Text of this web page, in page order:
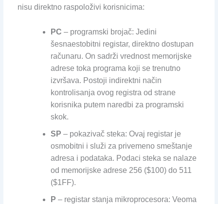
nisu direktno raspoloživi korisnicima:
PC – programski brojač: Jedini
šesnaestobitni registar, direktno dostupan
računaru. On sadrži vrednost memorijske
adrese toka programa koji se trenutno
izvršava. Postoji indirektni način
kontrolisanja ovog registra od strane
korisnika putem naredbi za programski
skok.
SP – pokazivač steka: Ovaj registar je
osmobitni i služi za privemeno smeštanje
adresa i podataka. Podaci steka se nalaze
od memorijske adrese 256 ($100) do 511
($1FF).
P – registar stanja mikroprocesora: Veoma